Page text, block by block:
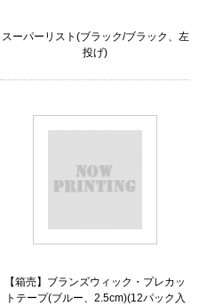
スーパーリスト(ブラック/ブラック、左
投げ)
【箱売】ブランズウィック・プレカッ
トテープ(ブルー、2.5cm)(12パック入